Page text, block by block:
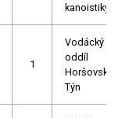
kanoistiky
1
Vodácký
oddíl
Horšovský
Týn